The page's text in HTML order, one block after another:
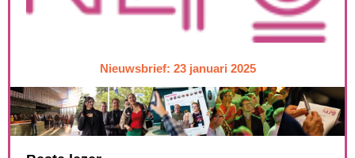
Nieuwsbrief: 23 januari 2025